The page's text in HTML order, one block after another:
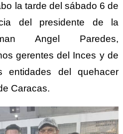
la tarde del sábado 6 de
del presidente de la
Angel Paredes,
gerentes del Inces y de
entidades del quehacer
Caracas.